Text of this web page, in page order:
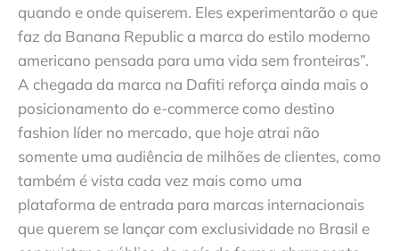
quando e onde quiserem. Eles experimentarão o que
faz da Banana Republic a marca do estilo moderno
americano pensada para uma vida sem fronteiras”.
A chegada da marca na Dafiti reforça ainda mais o
posicionamento do e-commerce como destino
fashion líder no mercado, que hoje atrai não
somente uma audiência de milhões de clientes, como
também é vista cada vez mais como uma
plataforma de entrada para marcas internacionais
que querem se lançar com exclusividade no Brasil e